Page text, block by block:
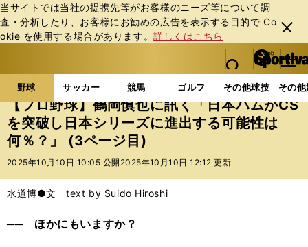
当サイトでは当社の提携先等がお客様のニーズ等について調
査・分析したり、お客様にお勧めの広告を表⽰する⽬的で Co
okie を使⽤する場合があります。詳しくはこちら
閉じ
る
web Sportiva (webスポルティーバ)
検索
マイペ
ー
ジ
メニュ
野球 サッカー 競馬 ゴルフ その他球技 その
b
ス
ポ
ル
テ
ー
バ
野球の記事一覧 プロ野球 【プロ野球】鶴岡慎也に
【プロ野球】鶴岡慎也に訊く「日本ハムがCS
を突破し日本シリーズに進出する可能性は
何％？」 (3ページ目)
2025年10月10日 10:05 公開 2025年10月10日 12:12 更新
水道博●文 text by Suido Hiroshi
── ほかにもいますか？